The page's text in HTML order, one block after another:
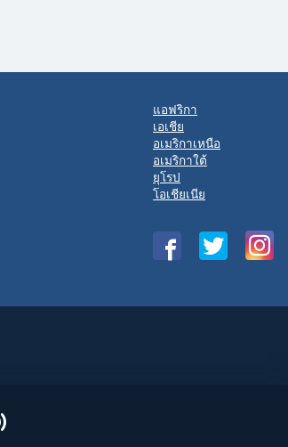
แอฟริกา
เอเชีย
อเมริกาเหนือ
อเมริกาใต้
ยุโรป
โอเชียเนีย